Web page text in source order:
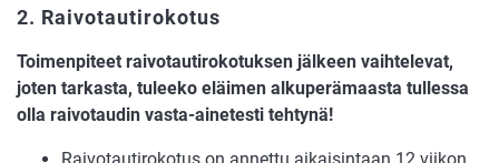
2. Raivotautirokotus
Toimenpiteet raivotautirokotuksen jälkeen vaihtelevat,
joten tarkasta, tuleeko eläimen alkuperämaasta tullessa
olla raivotaudin vasta-ainetesti tehtynä!
Raivotautirokotus on annettu aikaisintaan 12 viikon